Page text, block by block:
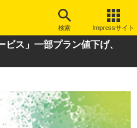
検索 Impressサイト
ビス」一部プラン値下げ、